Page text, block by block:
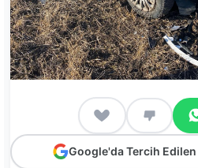
Google'da Tercih Edilen